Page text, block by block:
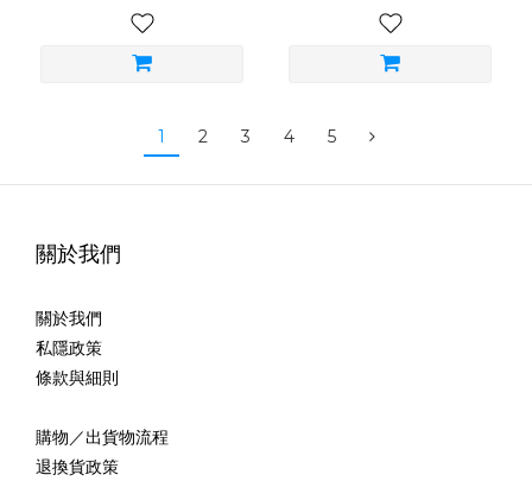
1 2 3 4 5
關於我們
關於我們
私隱政策
條款與細則
購物／出貨物流程
退換貨政策